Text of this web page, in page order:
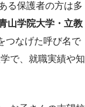
る保護者の方は多
山学院大学・立教
つなげた呼び名で
で、就職実績や知